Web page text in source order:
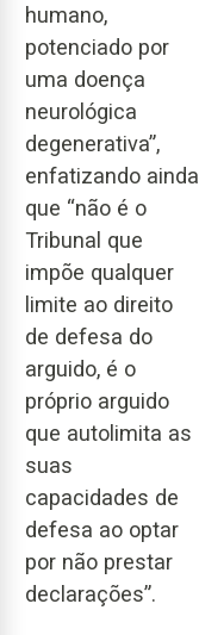
humano,
potenciado por
uma doença
neurológica
degenerativa”,
enfatizando ainda
que “não é o
Tribunal que
impõe qualquer
limite ao direito
de defesa do
arguido, é o
próprio arguido
que autolimita as
suas
capacidades de
defesa ao optar
por não prestar
declarações”.